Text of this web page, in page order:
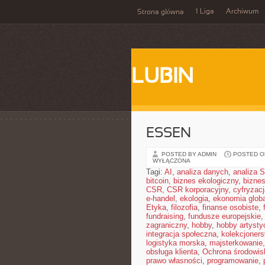
Strona główna 1 Liga Archiwum
LUBIN
ESSEN
POSTED BY ADMIN POSTED
WYŁĄCZONA
Tagi: AI , analiza danych, analiza
bitcoin, biznes ekologiczny,
CSR, CSR korporacyjny,
e-handel , ekologia, ekonomia
Etyka, filozofia, finanse osobiste,
fundraising, fundusze europejskie,
zagraniczny, hobby, hobby
integracja społeczna,
logistyka morska, majsterkowanie,
obsługa klienta, Ochrona
prawo własności, programowanie,